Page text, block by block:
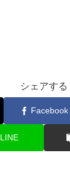
シェアする
Facebook
LINE